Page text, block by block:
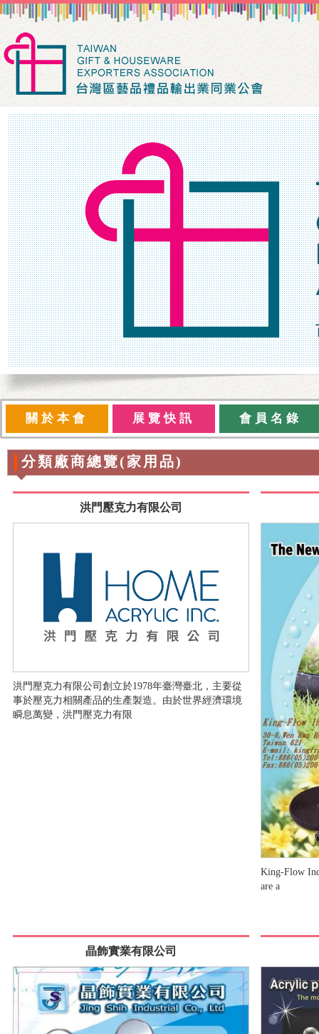
關於本會 展覽快訊 會員名錄
分類廠商總覽(家用品)
洪門壓克力有限公司
洪門壓克力有限公司創立於1978年臺灣臺北，主要從
事於壓克力相關產品的生產製造。由於世界經濟環境
瞬息萬變，洪門壓克力有限
King-Flow
are a
晶飾實業有限公司